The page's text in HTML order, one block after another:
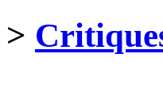
>